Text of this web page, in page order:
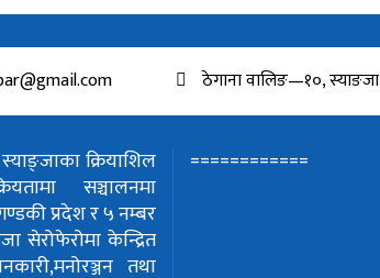
ठेगाना वालिङ—१०, स्याङजा
क्रियाशिल
सञ्चालनमा
प्रदेश र ५ नम्बर
सेरोफेरोमा केन्द्रित
तथा
============